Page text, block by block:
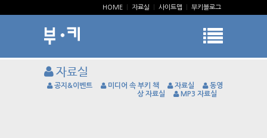
HOME 자료실 사이트맵 부키블로그
자료실
공지&이벤트 미디어 속 부키 책 자료실
동영
상 자료실
MP3 자료실